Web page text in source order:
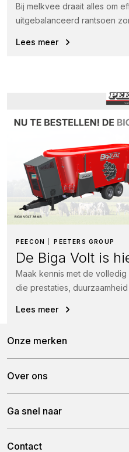
Bij melkvee draait alles om
uitgebalanceerd rantsoen
Lees meer
PEECON PEETERS GROUP
De Biga Volt is
Maak kennis met de
die prestaties,
Lees meer
Onze merken
Tulip
Over ons
Team
Ga snel naar
Contact